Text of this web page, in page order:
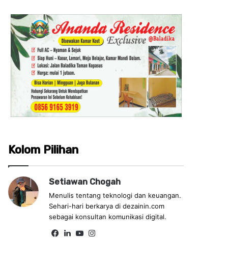
Kolom Pilihan
Setiawan Chogah
Menulis tentang teknologi dan keuangan.
Sehari-hari berkarya di dezainin.com
sebagai konsultan komunikasi digital.
Fa Lin Yo